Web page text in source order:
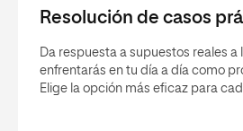
Resolución de casos
Da respuesta a supuestos reales a
enfrentarás en tu día a día como
Elige la opción más eficaz para